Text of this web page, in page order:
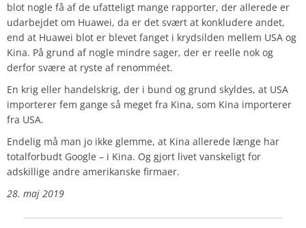
blot nogle få af de ufatteligt mange rapporter, der allerede er
udarbejdet om Huawei, da er det svært at konkludere andet,
end at Huawei blot er blevet fanget i krydsilden mellem USA og
Kina. På grund af nogle mindre sager, der er reelle nok og
derfor svære at ryste af renomméet.
En krig eller handelskrig, der i bund og grund skyldes, at USA
importerer fem gange så meget fra Kina, som Kina importerer
fra USA.
Endelig må man jo ikke glemme, at Kina allerede længe har
totalforbudt Google – i Kina. Og gjort livet vanskeligt for
adskillige andre amerikanske firmaer.
28. maj 2019